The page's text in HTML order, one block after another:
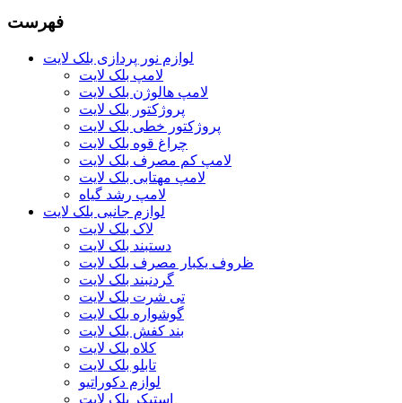
فهرست
لوازم نور پردازی بلک لایت
لامپ بلک لایت
لامپ هالوژن بلک لایت
پروژکتور بلک لایت
پروژکتور خطی بلک لایت
چراغ قوه بلک لایت
لامپ کم مصرف بلک لایت
لامپ مهتابی بلک لایت
لامپ رشد گیاه
لوازم جانبی بلک لایت
لاک بلک لایت
دستبند بلک لایت
ظروف یکبار مصرف بلک لایت
گردنبند بلک لایت
تی شرت بلک لایت
گوشواره بلک لایت
بند کفش بلک لایت
کلاه بلک لایت
تابلو بلک لایت
لوازم دکوراتیو
استیکر بلک لایت